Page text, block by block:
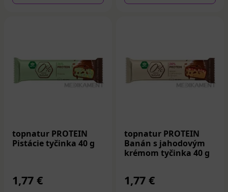
topnatur PROTEIN
Pistácie tyčinka 40 g
1,77 €
topnatur PROTEIN
Banán s jahodovým
krémom tyčinka 40 g
1,77 €